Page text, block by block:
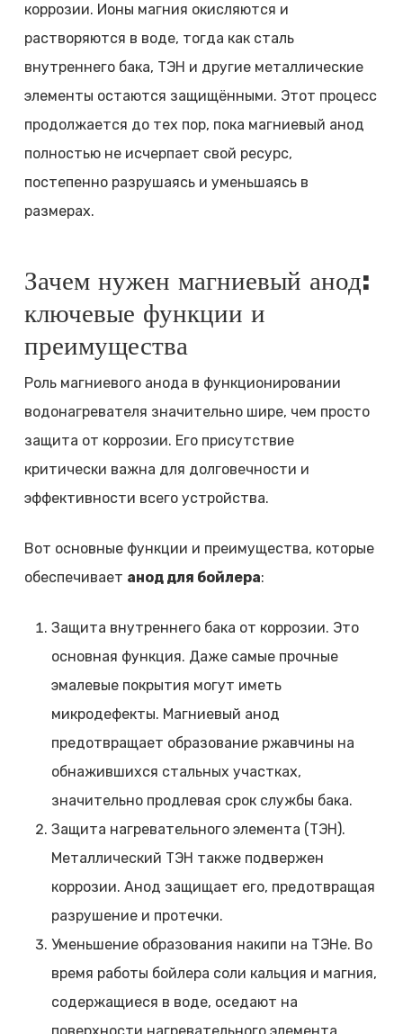
коррозии. Ионы магния окисляются и
растворяются в воде, тогда как сталь
внутреннего бака, ТЭН и другие металлические
элементы остаются защищёнными. Этот процесс
продолжается до тех пор, пока магниевый анод
полностью не исчерпает свой ресурс,
постепенно разрушаясь и уменьшаясь в
размерах.
Зачем нужен магниевый анод:
ключевые функции и
преимущества
Роль магниевого анода в функционировании
водонагревателя значительно шире, чем просто
защита от коррозии. Его присутствие
критически важна для долговечности и
эффективности всего устройства.
Вот основные функции и преимущества, которые
обеспечивает анод для бойлера:
Защита внутреннего бака от коррозии. Это
основная функция. Даже самые прочные
эмалевые покрытия могут иметь
микродефекты. Магниевый анод
предотвращает образование ржавчины на
обнажившихся стальных участках,
значительно продлевая срок службы бака.
Защита нагревательного элемента (ТЭН).
Металлический ТЭН также подвержен
коррозии. Анод защищает его, предотвращая
разрушение и протечки.
Уменьшение образования накипи на ТЭНе. Во
время работы бойлера соли кальция и магния,
содержащиеся в воде, оседают на